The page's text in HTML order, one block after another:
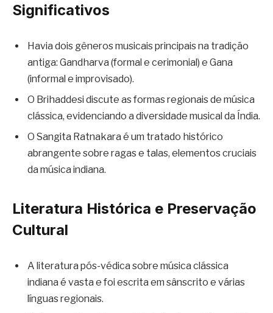
Significativos
Havia dois gêneros musicais principais na tradição
antiga: Gandharva (formal e cerimonial) e Gana
(informal e improvisado).
O Brihaddesi discute as formas regionais de música
clássica, evidenciando a diversidade musical da Índia.
O Sangita Ratnakara é um tratado histórico
abrangente sobre ragas e talas, elementos cruciais
da música indiana.
Literatura Histórica e Preservação
Cultural
A literatura pós-védica sobre música clássica
indiana é vasta e foi escrita em sânscrito e várias
línguas regionais.